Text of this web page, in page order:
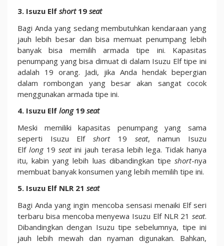
3. Isuzu Elf short 19 seat
Bagi Anda yang sedang membutuhkan kendaraan yang
jauh lebih besar dan bisa memuat penumpang lebih
banyak bisa memilih armada tipe ini. Kapasitas
penumpang yang bisa dimuat di dalam Isuzu Elf tipe ini
adalah 19 orang. Jadi, jika Anda hendak bepergian
dalam rombongan yang besar akan sangat cocok
menggunakan armada tipe ini.
4. Isuzu Elf long 19 seat
Meski memiliki kapasitas penumpang yang sama
seperti Isuzu Elfshort 19 seat, namun Isuzu
Elf long 19 seat ini jauh terasa lebih lega. Tidak hanya
itu, kabin yang lebih luas dibandingkan tipe short-nya
membuat banyak konsumen yang lebih memilih tipe ini.
5. Isuzu Elf NLR 21 seat
Bagi Anda yang ingin mencoba sensasi menaiki Elf seri
terbaru bisa mencoba menyewa Isuzu Elf NLR 21 seat.
Dibandingkan dengan Isuzu tipe sebelumnya, tipe ini
jauh lebih mewah dan nyaman digunakan. Bahkan,